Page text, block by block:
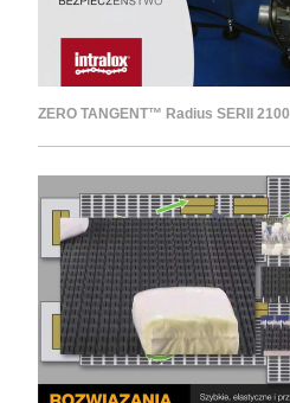
ZERO TANGENT™ Radius SERII 2100